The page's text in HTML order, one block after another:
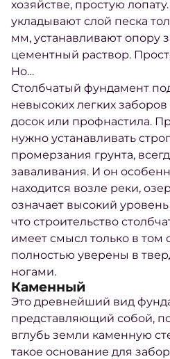
хозяйстве, простую
укладывают слой песка
мм, устанавливают опору
цементный раствор.
Но…
Столбчатый фундамент
невысоких легких
досок или профнастила.
нужно устанавливать
промерзания грунта,
заваливания. И он
находится возле реки,
означает высокий
что строительство
имеет смысл только в том
полностью уверены в
ногами.
Каменный
Это древнейший вид
представляющий собой,
вглубь земли каменную
такое основание для